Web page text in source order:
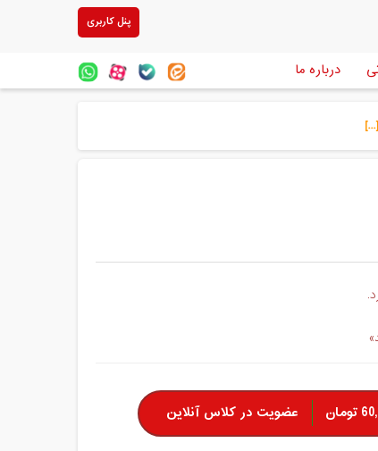
پنل کاربری
درباره ما
عضویت در کلاس آنلاین